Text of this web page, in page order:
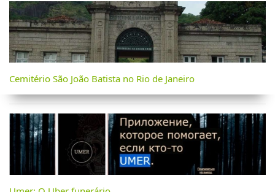
Cemitério São João Batista no Rio de Janeiro